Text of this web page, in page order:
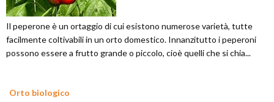
Il peperone è un ortaggio di cui esistono numerose varietà, tutte
facilmente coltivabili in un orto domestico. Innanzitutto i peperoni
possono essere a frutto grande o piccolo, cioè quelli che si chia...
Orto biologico